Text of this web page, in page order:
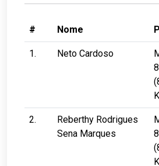
# Nome
1. Neto Cardoso
2.
Reberthy Rodrigues
Sena Marques